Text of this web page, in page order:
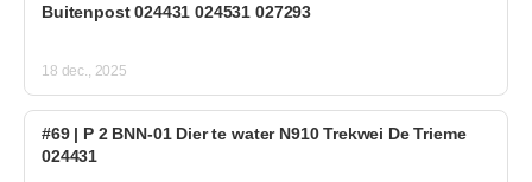
Buitenpost 024431 024531 027293
18 dec., 2025
#69 | P 2 BNN-01 Dier te water N910 Trekwei De Trieme
024431